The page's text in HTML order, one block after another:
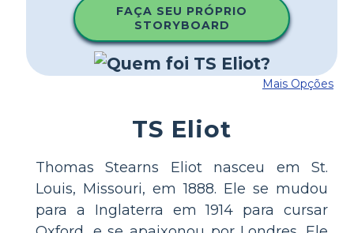
FAÇA SEU PRÓPRIO
STORYBOARD
Mais Opções
TS Eliot
Thomas Stearns Eliot nasceu em St.
Louis, Missouri, em 1888. Ele se mudou
para a Inglaterra em 1914 para cursar